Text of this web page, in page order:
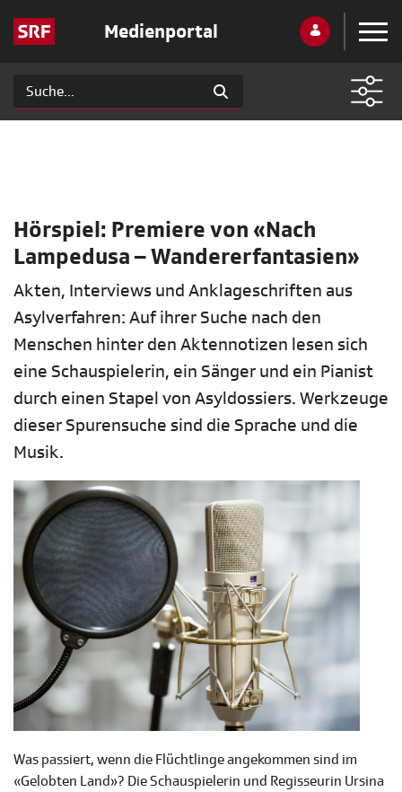
Medienportal
Hörspiel: Premiere von «Nach
Lampedusa – Wandererfantasien»
Akten, Interviews und Anklageschriften aus
Asylverfahren: Auf ihrer Suche nach den
Menschen hinter den Aktennotizen lesen sich
eine Schauspielerin, ein Sänger und ein Pianist
durch einen Stapel von Asyldossiers. Werkzeuge
dieser Spurensuche sind die Sprache und die
Musik.
Was passiert, wenn die Flüchtlinge angekommen sind im
«Gelobten Land»? Die Schauspielerin und Regisseurin Ursina